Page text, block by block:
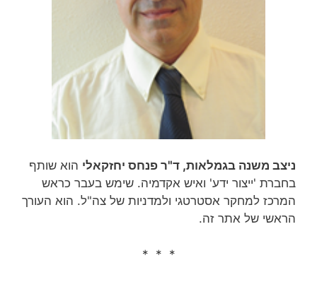
ניצב משנה בגמלאות, ד"ר פנחס יחזקאלי הוא שותף
בחברת 'ייצור ידע' ואיש אקדמיה. שימש בעבר כראש
המרכז למחקר אסטרטגי ולמדניות של צה"ל. הוא העורך
הראשי של אתר זה.
* * *